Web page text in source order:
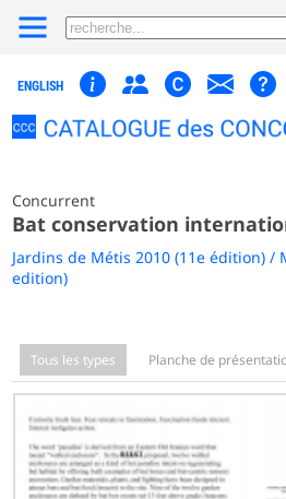
ENGLISH
Concurrent
Bat conservation
Jardins de Métis 2010 (11e édition) /
edition)
Tous les types Planche de